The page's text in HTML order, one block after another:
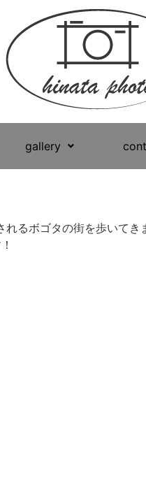
gallery
るボゴタの街を歩いて